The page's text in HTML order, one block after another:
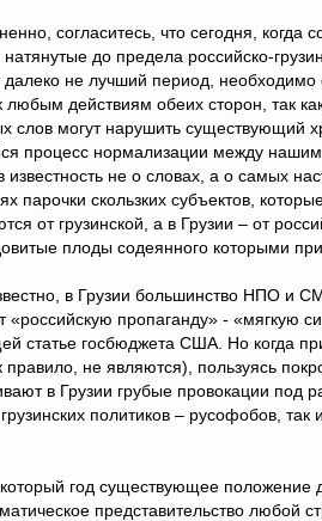
согласитесь, что сегодня, когда
до предела российско-
не лучший период, необходимо
любым действиям обеих сторон, так
слов могут нарушить существующий
процесс нормализации между
известность не о словах, а о самых
парочки скользких субъектов,
от грузинской, а в Грузии – от
плоды содеянного которыми
в Грузии большинство НПО и
«российскую пропаганду» - «мягкую
статье госбюджета США. Но когда
не являются), пользуясь
в Грузии грубые провокации под
политиков – русофобов, так
год существующее положение
представительство любой